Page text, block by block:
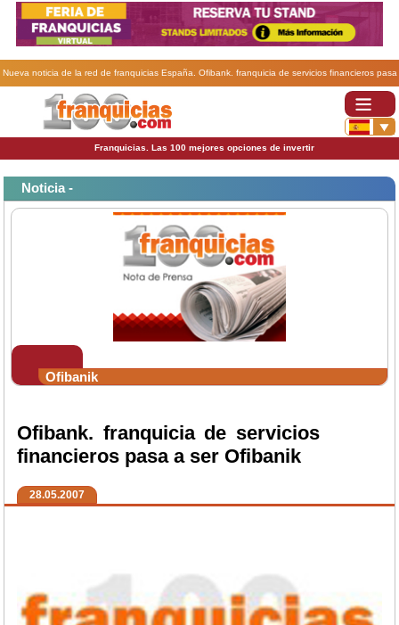
Nueva noticia de la red de franquicias España. Ofibank. franquicia de servicios financieros pasa
Franquicias. Las 100 mejores opciones de invertir
Noticia -
Ofibanik
Ofibank. franquicia de servicios
financieros pasa a ser Ofibanik
28.05.2007